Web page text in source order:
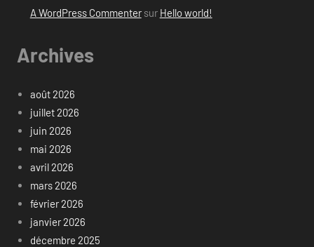
A WordPress Commentersur Hello world!
Archives
août 2026
juillet 2026
juin 2026
mai 2026
avril 2026
mars 2026
février 2026
janvier 2026
décembre 2025